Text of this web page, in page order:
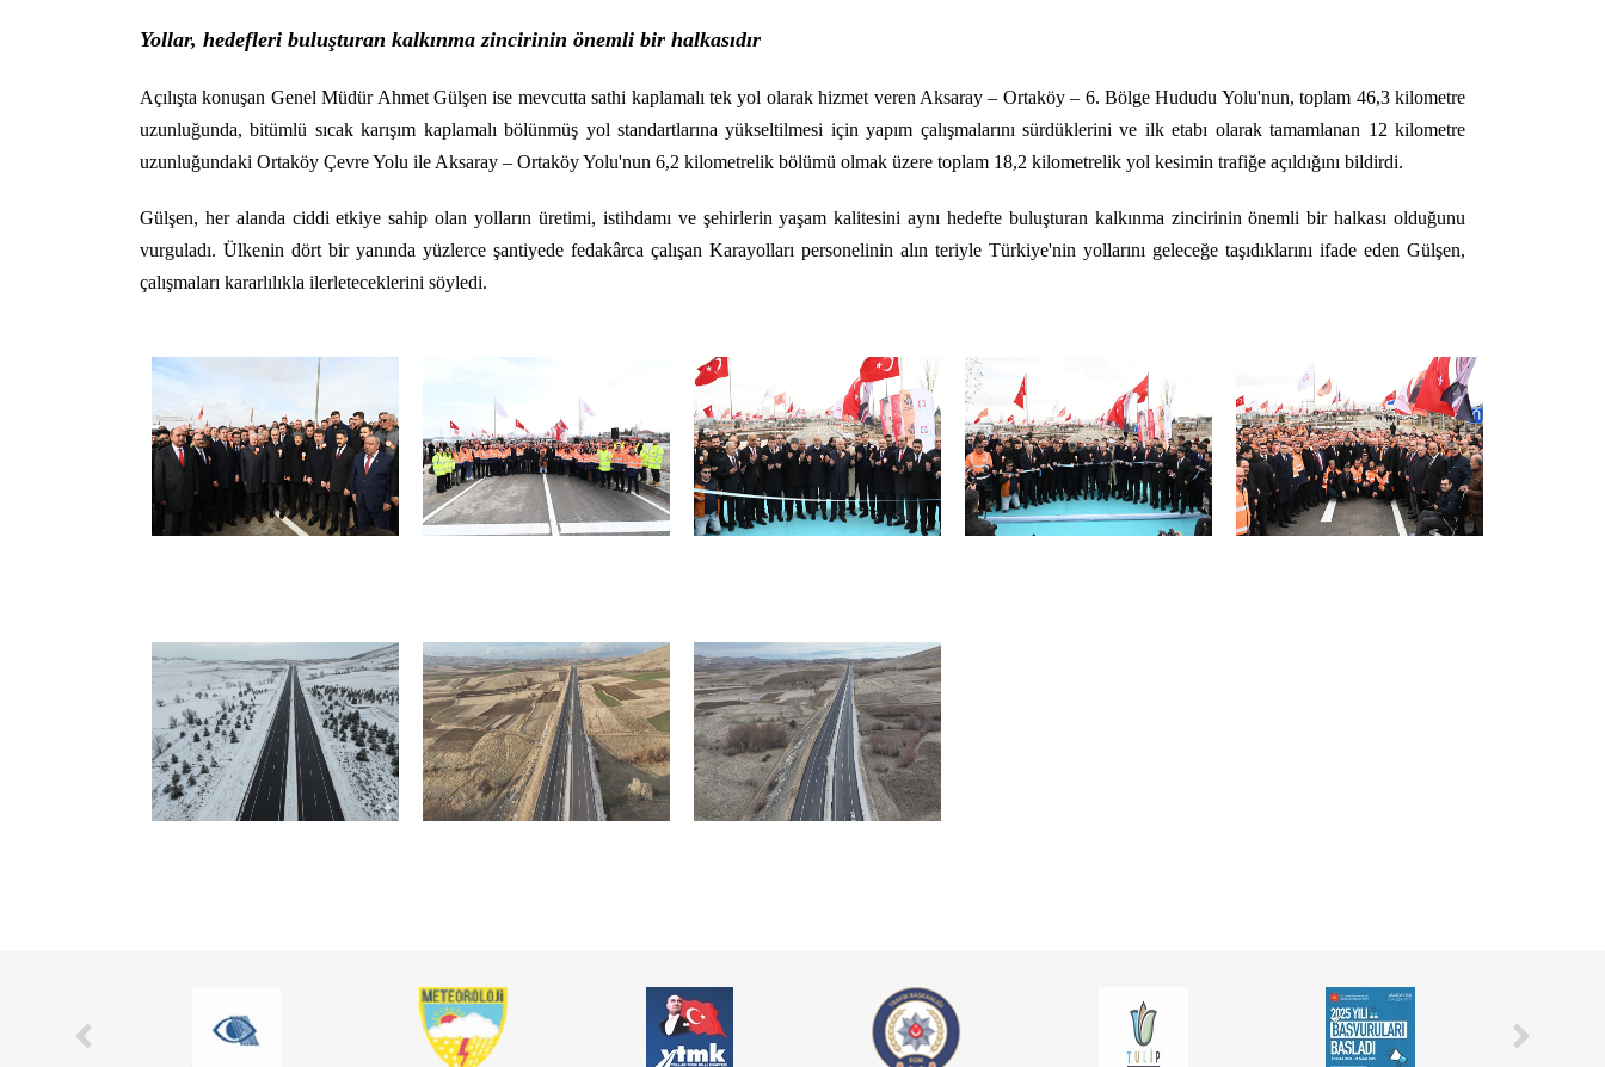
Yollar, hedefleri buluşturan kalkınma zincirinin önemli bir halkasıdır
Açılışta konuşan Genel Müdür Ahmet Gülşen ise mevcutta sathi kaplamalı tek yol olarak hizmet veren Aksaray – Ortaköy – 6. Bölge Hududu Yolu'nun, toplam 46,3 kilometre
uzunluğunda, bitümlü sıcak karışım kaplamalı bölünmüş yol standartlarına yükseltilmesi için yapım çalışmalarını sürdüklerini ve ilk etabı olarak tamamlanan 12 kilometre
uzunluğundaki Ortaköy Çevre Yolu ile Aksaray – Ortaköy Yolu'nun 6,2 kilometrelik bölümü olmak üzere toplam 18,2 kilometrelik yol kesimin trafiğe açıldığını bildirdi.
Gülşen, her alanda ciddi etkiye sahip olan yolların üretimi, istihdamı ve şehirlerin yaşam kalitesini aynı hedefte buluşturan kalkınma zincirinin önemli bir halkası olduğunu
vurguladı. Ülkenin dört bir yanında yüzlerce şantiyede fedakârca çalışan Karayolları personelinin alın teriyle Türkiye'nin yollarını geleceğe taşıdıklarını ifade eden Gülşen,
çalışmaları kararlılıkla ilerleteceklerini söyledi.